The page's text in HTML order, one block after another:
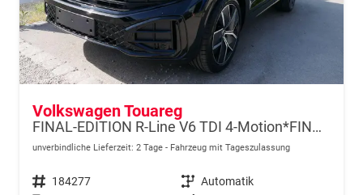
Volkswagen Touareg
FINAL-EDITION R-Line V6 TDI 4-Motion*FINAL-EDITION*AHK-SCHWENKBAR*NAVI*ACC*PDC*LED*SHZ*21-ZOLL
unverbindliche Lieferzeit: 2 Tage Fahrzeug mit Tageszulassung
Fahrzeugnr. 184277 Getriebe Automatik